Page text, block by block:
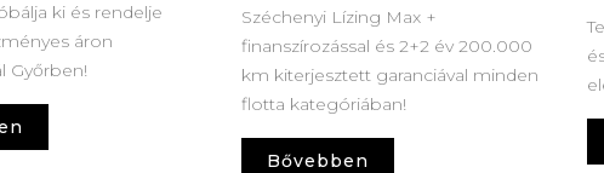
ki és rendelje
áron
Győrben!
Széchenyi Lízing Max +
finanszírozással és 2+2 év 200.000
km kiterjesztett garanciával minden
flotta kategóriában!
Bővebben